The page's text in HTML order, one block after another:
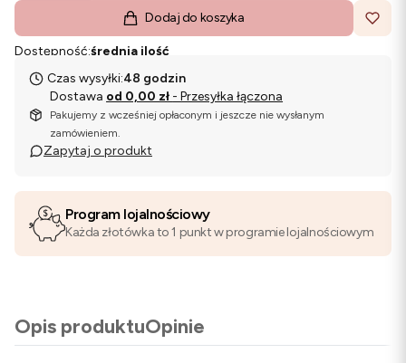
Dodaj do koszyka
Dostępność:średnia ilość
Czas wysyłki:48 godzin
Dostawa od 0,00 zł - Przesyłka łączona
Pakujemy z wcześniej opłaconym i jeszcze nie wysłanym
zamówieniem.
Zapytaj o produkt
Program lojalnościowy
Każda złotówka to 1 punkt w programie lojalnościowym
Opis produktuOpinie